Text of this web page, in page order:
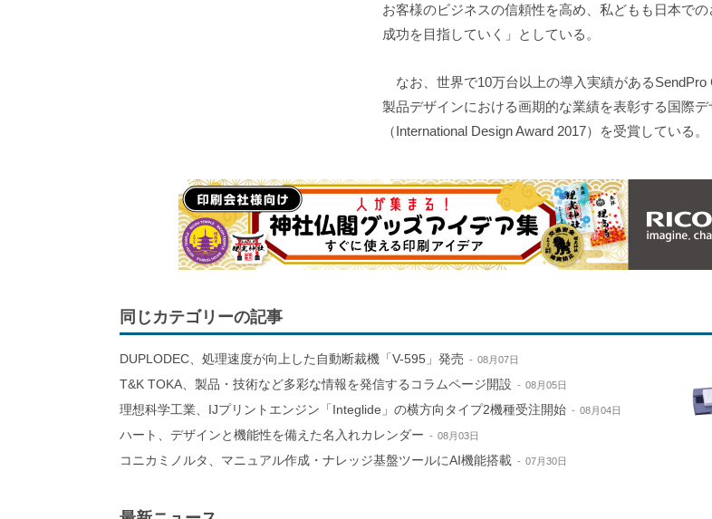
お客様のビジネスの信頼性を高め、私どもも日本での
成功を目指していく」としている。
なお、世界で10万台以上の導入実績があるSendPro
製品デザインにおける画期的な業績を表彰する国際デ
（International Design Award 2017）を受賞している。
同じカテゴリーの記事
DUPLODEC、処理速度が向上した自動断裁機「V-595」発売 08月07日
T&K TOKA、製品・技術など多彩な情報を発信するコラムページ開設 08月05日
理想科学工業、IJプリントエンジン「Integlide」の横方向タイプ2機種受注開始 08月04日
ハート、デザインと機能性を備えた名入れカレンダー 08月03日
コニカミノルタ、マニュアル作成・ナレッジ基盤ツールにAI機能搭載 07月30日